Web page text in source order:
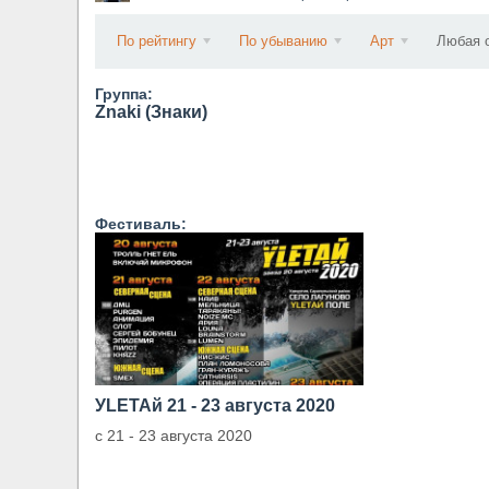
По рейтингу По убыванию Арт Любая
Группа:
Znaki (Знаки)
Фестиваль:
УLETAй 21 - 23 августа 2020
с 21 - 23 августа 2020